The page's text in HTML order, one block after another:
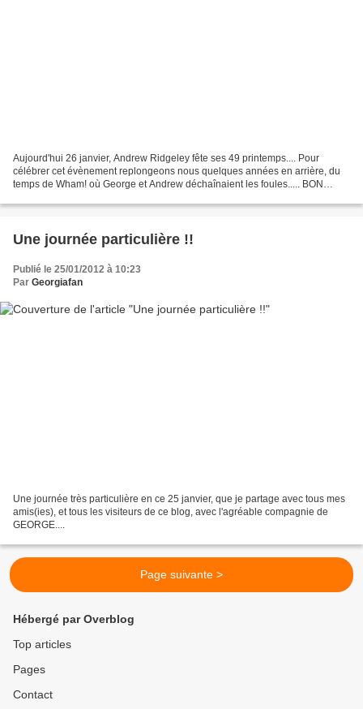
Aujourd'hui 26 janvier, Andrew Ridgeley fête ses 49 printemps.... Pour
célébrer cet évènement replongeons nous quelques années en arrière, du
temps de Wham! où George et Andrew déchaînaient les foules..... BON
Une journée particulière !!
Publié le 25/01/2012 à 10:23
Par Georgiafan
Une journée très particulière en ce 25 janvier, que je partage avec tous mes
amis(ies), et tous les visiteurs de ce blog, avec l'agréable compagnie de
GEORGE....
Page suivante >
Hébergé par Overblog
Top articles
Pages
Contact